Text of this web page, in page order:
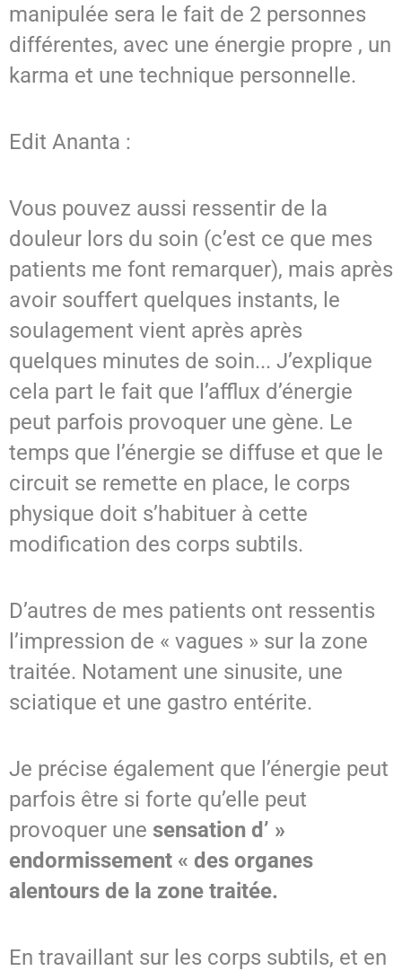
manipulée sera le fait de 2 personnes
différentes, avec une énergie propre , un
karma et une technique personnelle.
Edit Ananta :
Vous pouvez aussi ressentir de la
douleur lors du soin (c’est ce que mes
patients me font remarquer), mais après
avoir souffert quelques instants, le
soulagement vient après après
quelques minutes de soin... J’explique
cela part le fait que l’afflux d’énergie
peut parfois provoquer une gène. Le
temps que l’énergie se diffuse et que le
circuit se remette en place, le corps
physique doit s’habituer à cette
modification des corps subtils.
D’autres de mes patients ont ressentis
l’impression de « vagues » sur la zone
traitée. Notament une sinusite, une
sciatique et une gastro entérite.
Je précise également que l’énergie peut
parfois être si forte qu’elle peut
provoquer une sensation d’ »
endormissement « des organes
alentours de la zone traitée.
En travaillant sur les corps subtils, et en